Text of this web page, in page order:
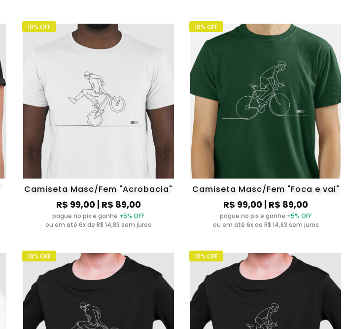
Camiseta Masc/Fem "Acrobacia"
R$ 99,00| R$ 89,00
pague no pix e ganhe +5% OFF
ou em até 6x de R$ 14,83 sem juros
10% OFF
Camiseta Masc/Fem "Foca e vai"
R$ 99,00| R$ 89,00
pague no pix e ganhe +5% OFF
ou em até 6x de R$ 14,83 sem juros
10% OFF
10% OFF 10% OFF